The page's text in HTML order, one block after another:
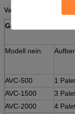
Gemüse/Blumen/
Modell nein.
AVC-500
1
AVC-1500
3
AVC-2000
4